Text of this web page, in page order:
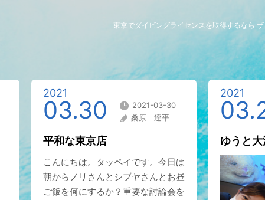
東京でダイビングライセンスを取得するなら
2021
03.30
2021-03-30
桑原 逹平
平和な東京店
こんにちは。タッペイです。今日は
朝からノリさんとシブヤさんとお昼
ご飯を何にするか？重要な討論会を
2021
ゆうと